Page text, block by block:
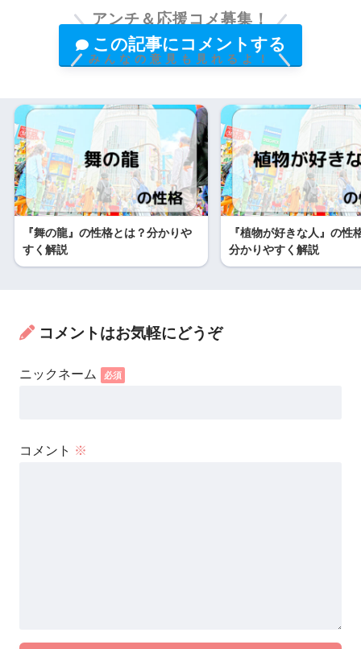
アンチ＆応援コメ募集！
この記事にコメントする
みんなの意見も見れるよ！
『舞の龍』の性格とは？分かりや
すく解説
『植物が好きな人』の性
分かりやすく解説
コメントはお気軽にどうぞ
コメント ※